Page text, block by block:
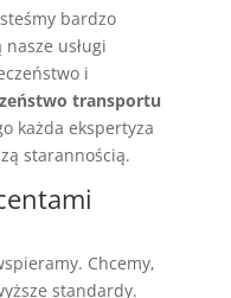
bardzo
usługi
i
transportu
każda ekspertyza
starannością.
Chcemy,
standardy.